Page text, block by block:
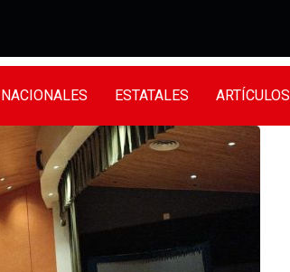
NACIONALES ESTATALES ARTÍCULOS